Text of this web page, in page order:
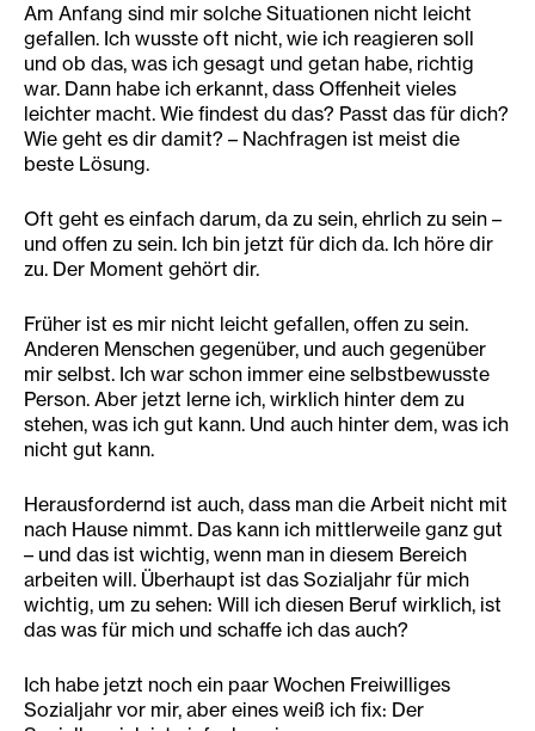
Am Anfang sind mir solche Situationen nicht leicht
gefallen. Ich wusste oft nicht, wie ich reagieren soll
und ob das, was ich gesagt und getan habe, richtig
war. Dann habe ich erkannt, dass Offenheit vieles
leichter macht. Wie findest du das? Passt das für dich?
Wie geht es dir damit? – Nachfragen ist meist die
beste Lösung.
Oft geht es einfach darum, da zu sein, ehrlich zu sein –
und offen zu sein. Ich bin jetzt für dich da. Ich höre dir
zu. Der Moment gehört dir.
Früher ist es mir nicht leicht gefallen, offen zu sein.
Anderen Menschen gegenüber, und auch gegenüber
mir selbst. Ich war schon immer eine selbstbewusste
Person. Aber jetzt lerne ich, wirklich hinter dem zu
stehen, was ich gut kann. Und auch hinter dem, was ich
nicht gut kann.
Herausfordernd ist auch, dass man die Arbeit nicht mit
nach Hause nimmt. Das kann ich mittlerweile ganz gut
– und das ist wichtig, wenn man in diesem Bereich
arbeiten will. Überhaupt ist das Sozialjahr für mich
wichtig, um zu sehen: Will ich diesen Beruf wirklich, ist
das was für mich und schaffe ich das auch?
Ich habe jetzt noch ein paar Wochen Freiwilliges
Sozialjahr vor mir, aber eines weiß ich fix: Der